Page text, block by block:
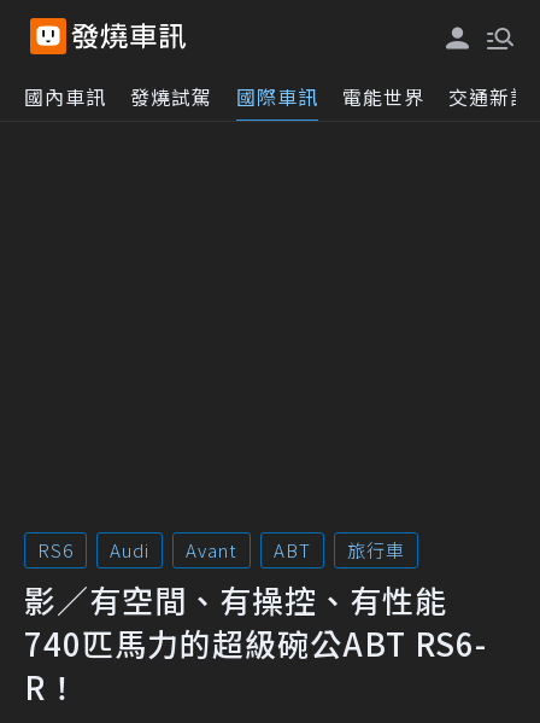
國內車訊 發燒試駕 國際車訊 電能世界 交通新訊
RS6 Audi Avant ABT 旅行車
影／有空間、有操控、有性能
740匹馬力的超級碗公ABT RS6-
R！